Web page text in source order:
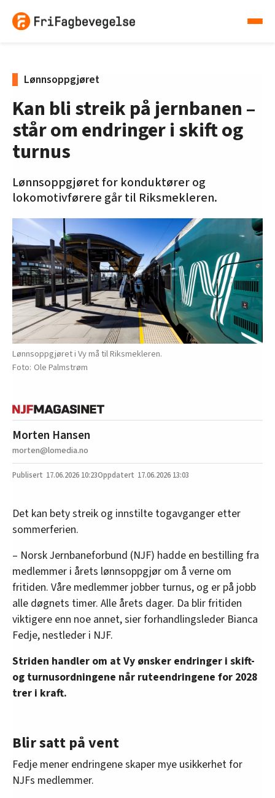
Lønnsoppgjøret
Kan bli streik på jernbanen –
står om endringer i skift og
turnus
Lønnsoppgjøret for konduktører og
lokomotivførere går til Riksmekleren.
Lønnsoppgjøret i Vy må til Riksmekleren.
Ole Palmstrøm
Morten Hansen
morten@lomedia.no
17.06.2026 10:23 17.06.2026 13:03
Det kan bety streik og innstilte togavganger etter
sommerferien.
– Norsk Jernbaneforbund (NJF) hadde en bestilling fra
medlemmer i årets lønnsoppgjør om å verne om
fritiden. Våre medlemmer jobber turnus, og er på jobb
alle døgnets timer. Alle årets dager. Da blir fritiden
viktigere enn noe annet, sier forhandlingsleder Bianca
Fedje, nestleder i NJF.
Striden handler om at Vy ønsker endringer i skift-
og turnusordningene når ruteendringene for 2028
trer i kraft.
Blir satt på vent
Fedje mener endringene skaper mye usikkerhet for
NJFs medlemmer.